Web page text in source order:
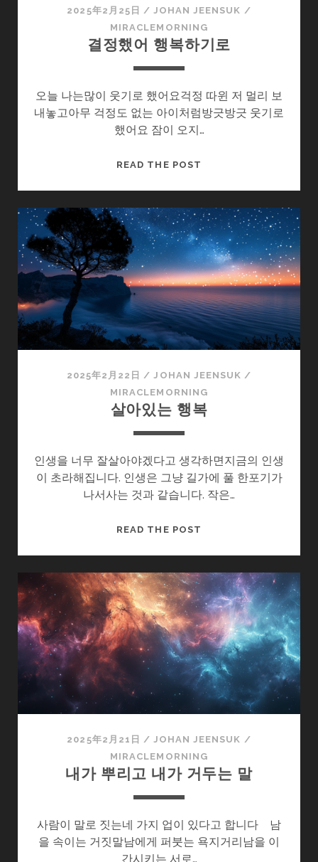
2025年2月25日 / JOHAN JEENSUK /
MIRACLEMORNING
결정했어 행복하기로
오늘 나는많이 웃기로 했어요걱정 따윈 저 멀리 보
내놓고아무 걱정도 없는 아이처럼방긋방긋 웃기로
했어요 잠이 오지…
READ THE POST
어
행
복
하
기
로
2025年2月22日 /JOHAN JEENSUK /
MIRACLEMORNING
살아있는 행복
인생을 너무 잘살아야겠다고 생각하면지금의 인생
이 초라해집니다. 인생은 그냥 길가에 풀 한포기가
나서사는 것과 같습니다. 작은…
READ THE POST
는
행
복
2025年2月21日 / JOHAN JEENSUK /
MIRACLEMORNING
내가 뿌리고 내가 거두는 말
사람이 말로 짓는네 가지 업이 있다고 합니다 남
을 속이는 거짓말남에게 퍼붓는 욕지거리남을 이
간시키는 서로…